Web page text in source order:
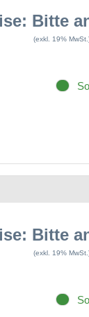
Bitte
(exkl. 19%
Bitte
(exkl. 19%